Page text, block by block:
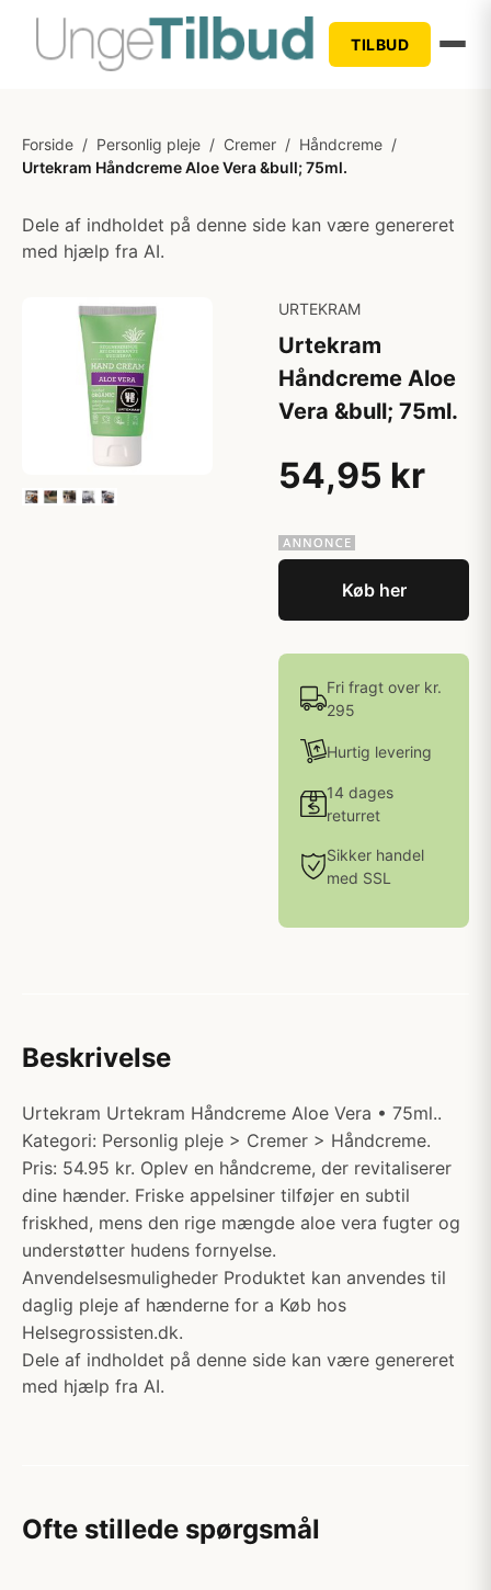
TILBUD
Forside / Personlig pleje / Cremer / Håndcreme /
Urtekram Håndcreme Aloe Vera &bull; 75ml.
Dele af indholdet på denne side kan være genereret
med hjælp fra AI.
URTEKRAM
Urtekram
Håndcreme Aloe
Vera &bull; 75ml.
54,95 kr
Køb her
Fri fragt over kr.
295
Hurtig levering
14 dages
returret
Sikker handel
med SSL
Beskrivelse
Urtekram Urtekram Håndcreme Aloe Vera • 75ml..
Kategori: Personlig pleje > Cremer > Håndcreme.
Pris: 54.95 kr. Oplev en håndcreme, der revitaliserer
dine hænder. Friske appelsiner tilføjer en subtil
friskhed, mens den rige mængde aloe vera fugter og
understøtter hudens fornyelse.
Anvendelsesmuligheder Produktet kan anvendes til
daglig pleje af hænderne for a Køb hos
Helsegrossisten.dk.
Dele af indholdet på denne side kan være genereret
med hjælp fra AI.
Ofte stillede spørgsmål